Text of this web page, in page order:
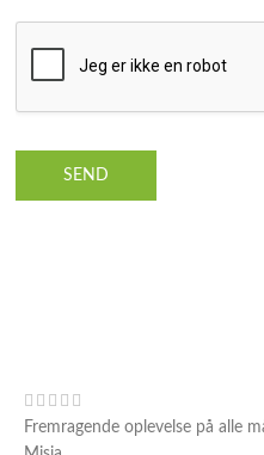
SEND
Fremragende oplevelse på alle